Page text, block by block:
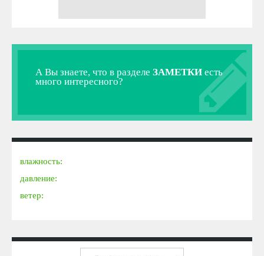
А Вы знаете, что в разделе ЗАМЕТКИ есть
много интересного?
влажность:
давление:
ветер: